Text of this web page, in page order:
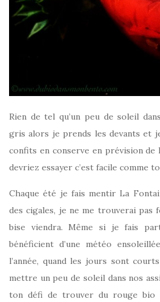
Rien de tel qu’un peu de soleil
gris alors je prends les devants et
confits en conserve en prévision de
devriez essayer c’est facile comme
Chaque été je fais mentir La
des cigales, je ne me trouverai pas
bise viendra. Même si je fais
bénéficient d’une météo
l’année, quand les jours sont
mettre un peu de soleil dans nos
ton défi de trouver du rouge bio